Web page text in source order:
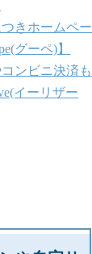
きホームペー
グーペ)】
ンビニ決済も
イーリザー